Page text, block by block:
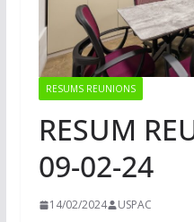
RESUMS REUNIONS
RESUM
09-02-24
14/02/2024 USPAC